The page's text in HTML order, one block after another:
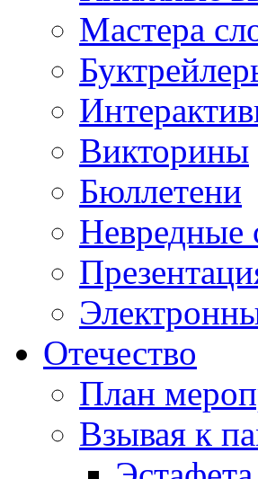
Мастера
Викторины
Бюллетени
Невредные
Отечество
План
Взывая к